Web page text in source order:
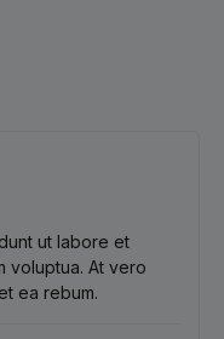
ut labore et
voluptua. At vero
ea rebum.